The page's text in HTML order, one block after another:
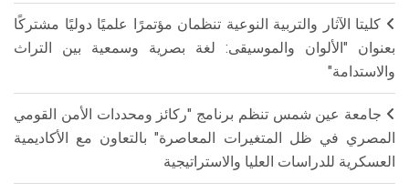
كليتا الآثار والتربية النوعية تنظمان مؤتمرًا علميًا دوليًا مشتركًا
بعنوان "الألوان والموسيقى: لغة بصرية وسمعية بين التراث
والاستدامة"
جامعة عين شمس تنظم برنامج "ركائز ومحددات الأمن القومي
المصري في ظل المتغيرات المعاصرة" بالتعاون مع الأكاديمية
العسكرية للدراسات العليا والاستراتيجية